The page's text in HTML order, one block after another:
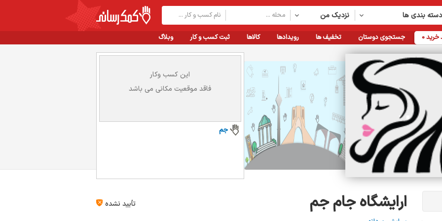
نزدیک من بندی ها
وبلاگ ثبت کسب و کار کالاها رویدادها تخفیف ها جستجوی دوستان خرید0
این کسب وکار
فاقد موقعیت مکانی می باشد
جم
ارایشگاه جام جم
تأیید نشده